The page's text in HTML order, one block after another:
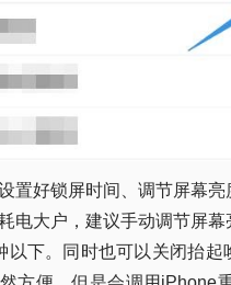
置好锁屏时间、调节屏幕亮
电大户，建议手动调节屏
以下。同时也可以关闭抬起